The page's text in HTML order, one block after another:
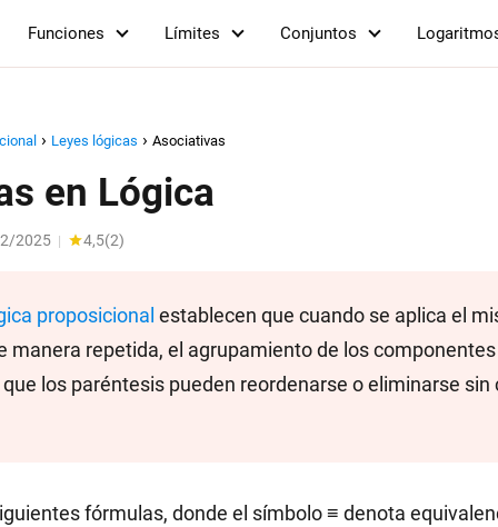
Funciones Límites Conjuntos
Leyes lógicas Asociativas
en Lógica
2025 | 4,5(2)
proposicional establecen que cuando se aplica el
manera repetida, el agrupamiento de los componentes
los paréntesis pueden reordenarse o eliminarse
fórmulas, donde el símbolo ≡ denota